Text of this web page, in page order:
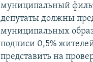
муниципальный
депутаты должны
муниципальных
подписи 0,5%
представить на